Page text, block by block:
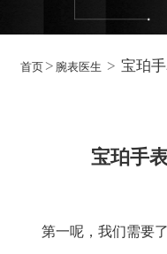
首页 > 腕表医生 > 宝珀
宝珀手
第一呢，我们需要